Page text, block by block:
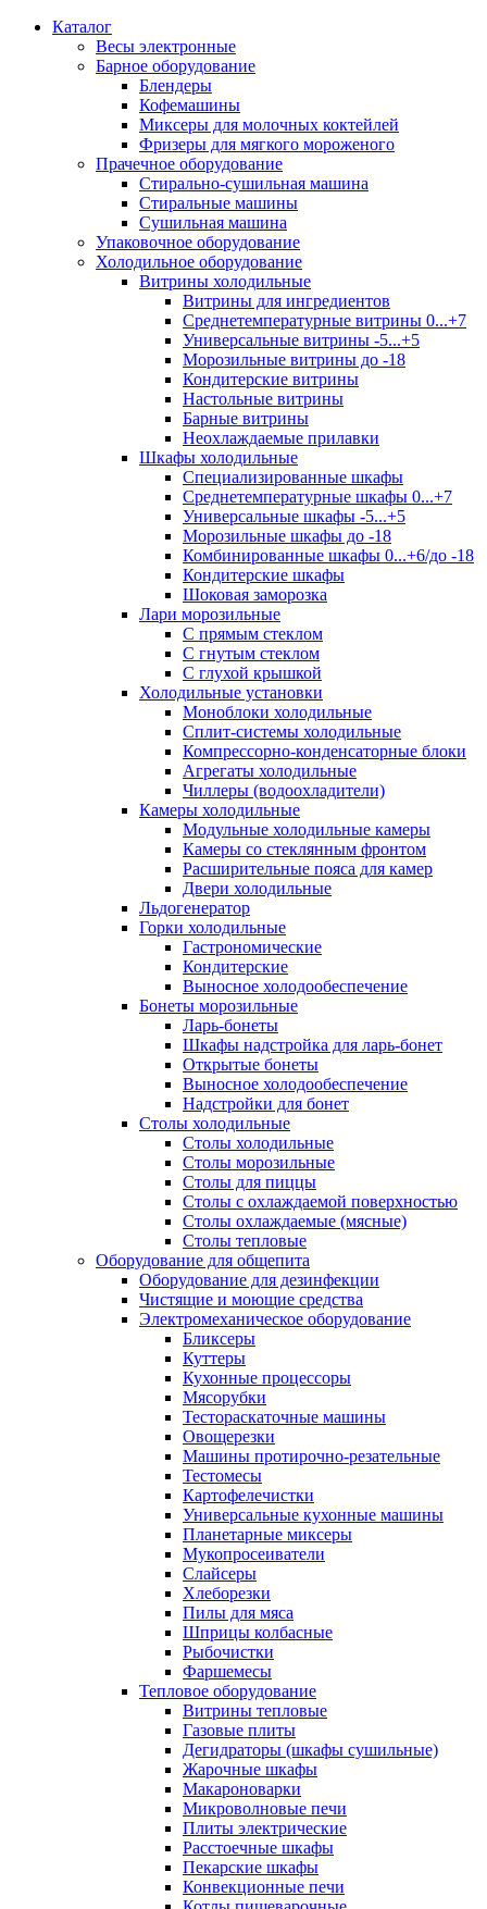
Каталог
Весы электронные
Барное оборудование
Блендеры
Кофемашины
Миксеры для молочных коктейлей
Фризеры для мягкого мороженого
Прачечное оборудование
Стирально-сушильная машина
Стиральные машины
Сушильная машина
Упаковочное оборудование
Холодильное оборудование
Витрины холодильные
Витрины для ингредиентов
Среднетемпературные витрины 0...+7
Универсальные витрины -5...+5
Морозильные витрины до -18
Кондитерские витрины
Настольные витрины
Барные витрины
Неохлаждаемые прилавки
Шкафы холодильные
Cпециализированные шкафы
Среднетемпературные шкафы 0...+7
Универсальные шкафы -5...+5
Морозильные шкафы до -18
Комбинированные шкафы 0...+6/до -18
Кондитерские шкафы
Шоковая заморозка
Лари морозильные
С прямым стеклом
С гнутым стеклом
С глухой крышкой
Холодильные установки
Моноблоки холодильные
Сплит-системы холодильные
Компрессорно-конденсаторные блоки
Агрегаты холодильные
Чиллеры (водоохладители)
Камеры холодильные
Модульные холодильные камеры
Камеры со стеклянным фронтом
Расширительные пояса для камер
Двери холодильные
Льдогенератор
Горки холодильные
Гастрономические
Кондитерские
Выносное холодообеспечение
Бонеты морозильные
Ларь-бонеты
Шкафы надстройка для ларь-бонет
Открытые бонеты
Выносное холодообеспечение
Надстройки для бонет
Столы холодильные
Столы холодильные
Столы морозильные
Столы для пиццы
Столы с охлаждаемой поверхностью
Столы охлаждаемые (мясные)
Столы тепловые
Оборудование для общепита
Оборудование для дезинфекции
Чистящие и моющие средства
Электромеханическое оборудование
Бликсеры
Куттеры
Кухонные процессоры
Мясорубки
Тестораскаточные машины
Овощерезки
Машины протирочно-резательные
Тестомесы
Картофелечистки
Универсальные кухонные машины
Планетарные миксеры
Мукопросеиватели
Слайсеры
Хлеборезки
Пилы для мяса
Шприцы колбасные
Рыбочистки
Фаршемесы
Тепловое оборудование
Витрины тепловые
Газовые плиты
Дегидраторы (шкафы сушильные)
Жарочные шкафы
Макароноварки
Микроволновые печи
Плиты электрические
Расстоечные шкафы
Пекарские шкафы
Конвекционные печи